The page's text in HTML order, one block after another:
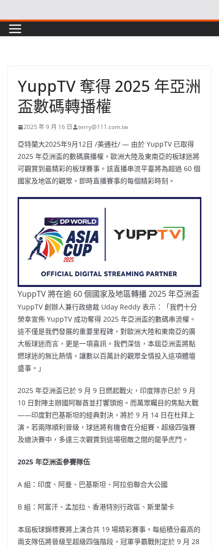
to
content
YuppTV 奪得 2025 年亞洲
盃數碼轉播權
2025 年 9 月 16 日 terry@111.com.tw
亞特蘭大2025年9月12日 /美通社/ — 由於 YuppTV 已取得
2025 年亞洲盃的數碼廣播權，歐洲大陸及東南亞的板球迷將
可觀賞到最精彩的板球賽事。該直播串流平臺將為超過 60 個
國家及地區的觀眾，即時直播賽事的每個精彩時刻。
YuppTV 將在逾 60 個國家及地區轉播 2025 年亞洲盃
YuppTV 創辦人兼行政總裁 Uday Reddy 表示：「我們十分
榮幸宣佈 YuppTV 成功奪得 2025 年亞洲盃的數碼串流權。
這不僅是我們發展的重要里程碑，對歐洲大陸和東南亞的廣
大板球迷而言，更是一項喜訊。我們深信，本屆亞洲盃將點
燃球迷的無比熱情，讓數以百萬計的觀眾全情投入這項體壇
盛事。」
2025 年亞洲盃已於 9 月 9 日燃起戰火，印度隊亦已於 9 月
10 日對陣主辦國阿聯酋並打響頭炮。而萬眾矚目的焦點大戰
——印度對巴基斯坦的經典對決，將於 9 月 14 日在杜拜上
演。若兩隊順利晉級，球迷將有機會在分組賽、超級四強賽
及總決賽中，多達三次觀賞到這場宿敵之間的龍爭虎鬥。
2025 年亞洲盃參賽隊伍
A 組：印度、阿曼、巴基斯坦、阿拉伯聯合大公國
B 組：阿富汗、孟加拉、香港特別行政區、斯里蘭卡
本屆板球錦標賽將上演合共 19 場精彩賽事。每組積分最高的
兩支隊伍將晉級至超級四強階段，冠軍爭霸戰則定於 9 月 28